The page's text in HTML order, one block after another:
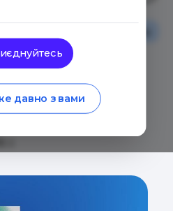
читацьку
давно з вами